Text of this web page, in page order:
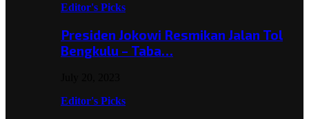
Editor's Picks
Presiden Jokowi Resmikan Jalan Tol
Bengkulu – Taba…
Editor's Picks